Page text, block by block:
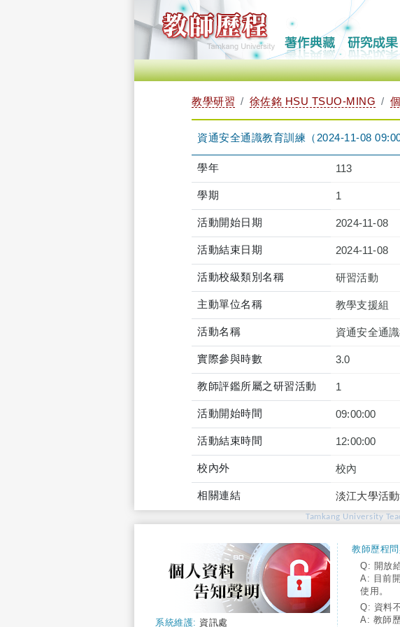
教學研習 徐佐銘 HSU TSUO-MING
資通安全通識教育訓練（2024-11-08
學年 113
學期 1
活動開始日期 2024-11-08
活動結束日期 2024-11-08
活動校級類別名稱 研習活動
主動單位名稱 教學支援組
活動名稱 資通安全通
實際參與時數 3.0
教師評鑑所屬之研習活動 1
活動開始時間 09:00:00
活動結束時間 12:00:00
校內外 校內
相關連結 淡江大學活
Tamkang University
系統維護: 資訊處
教師歷程
Q: 開放
A: 目前
使用。
Q: 資料
A: 教師